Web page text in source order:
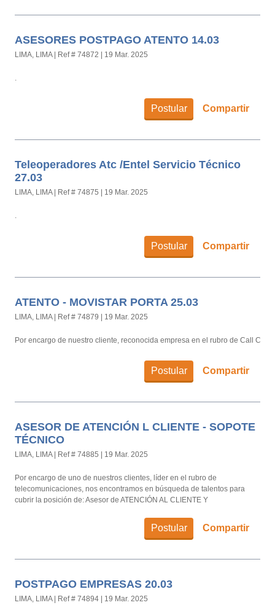
ASESORES POSTPAGO ATENTO 14.03
LIMA, LIMA Ref # 74872 19 Mar. 2025
Postular Compartir
.
Teleoperadores Atc /Entel Servicio Técnico
27.03
LIMA, LIMA Ref # 74875 19 Mar. 2025
Postular Compartir
.
ATENTO - MOVISTAR PORTA 25.03
LIMA, LIMA Ref # 74879 19 Mar. 2025
Postular Compartir
Por encargo de nuestro cliente, reconocida empresa en el rubro de Call
ASESOR DE ATENCIÓN L CLIENTE - SOPOTE
TÉCNICO
LIMA, LIMA Ref # 74885 19 Mar. 2025
Postular Compartir
Por encargo de uno de nuestros clientes, líder en el rubro de
telecomunicaciones, nos encontramos en búsqueda de talentos para
cubrir la posición de: Asesor de ATENCIÓN AL CLIENTE Y
POSTPAGO EMPRESAS 20.03
LIMA, LIMA Ref # 74894 19 Mar. 2025